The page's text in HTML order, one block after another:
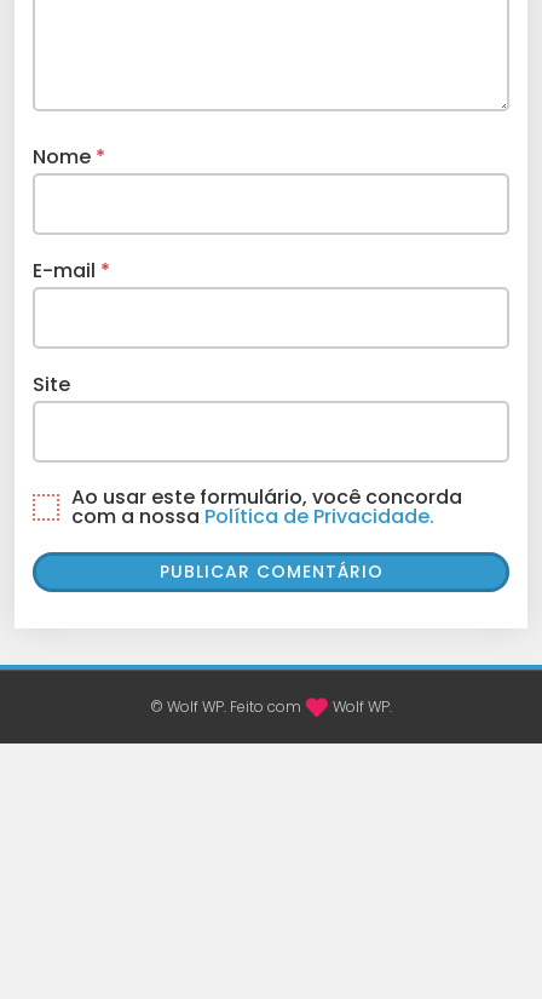
Nome *
E-mail *
Site
Ao usar este formulário, você concorda
com a nossa Política de Privacidade.
© Wolf WP. Feito com Wolf WP.